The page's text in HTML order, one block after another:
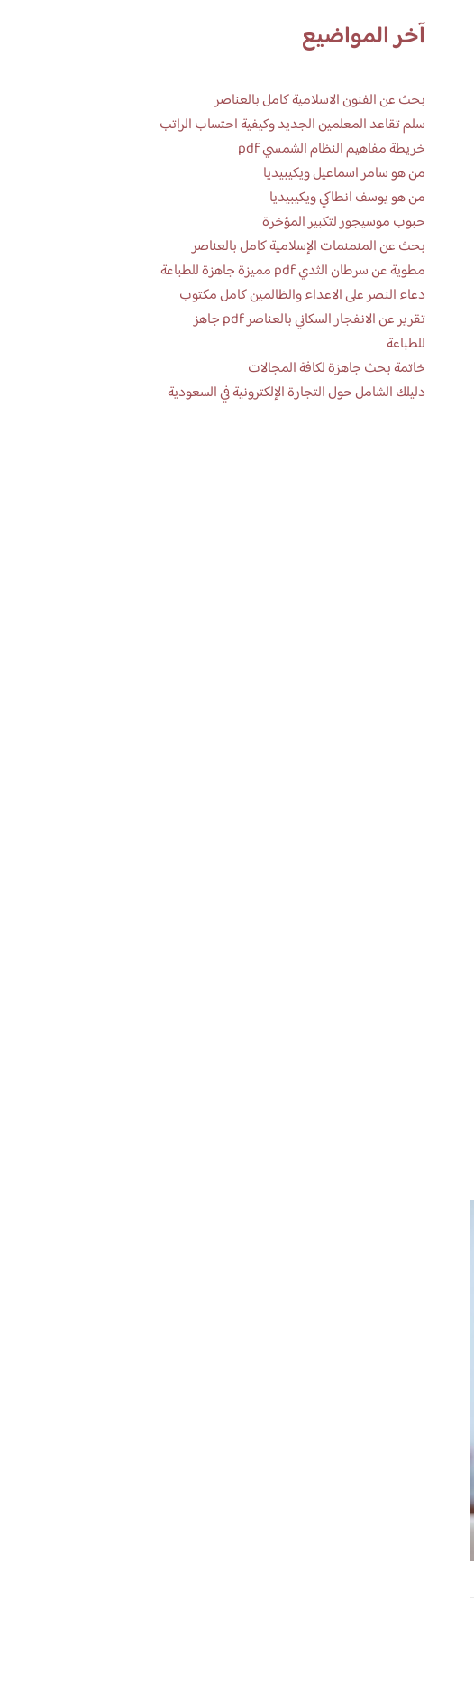
آخر المواضيع
بحث عن الفنون الاسلامية كامل بالعناصر
سلم تقاعد المعلمين الجديد وكيفية احتساب الراتب
خريطة مفاهيم النظام الشمسي pdf
من هو سامر اسماعيل ويكيبيديا
من هو يوسف انطاكي ويكيبيديا
حبوب موسيجور لتكبير المؤخرة
بحث عن المنمنمات الإسلامية كامل بالعناصر
مطوية عن سرطان الثدي pdf مميزة جاهزة للطباعة
دعاء النصر على الاعداء والظالمين كامل مكتوب
تقرير عن الانفجار السكاني بالعناصر pdf جاهز
للطباعة
خاتمة بحث جاهزة لكافة المجالات
دليلك الشامل حول التجارة الإلكترونية في السعودية